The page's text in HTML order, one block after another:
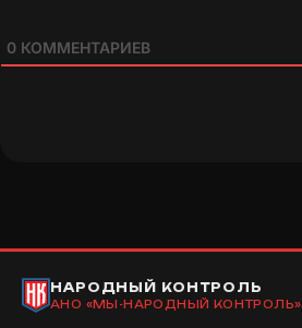
0 КОММЕНТАРИЕВ
НАРОДНЫЙ КОНТРОЛЬ
АНО «МЫ-НАРОДНЫЙ КОНТРОЛЬ»